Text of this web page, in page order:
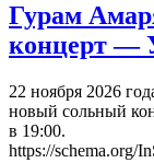
Гурам
концерт —
22 ноября 2026
новый сольный
в 19:00.
https://schema.org/